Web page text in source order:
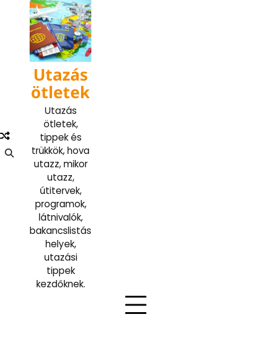
content
Utazás
ötletek
Utazás
ötletek,
tippek és
trükkök, hova
utazz, mikor
utazz,
útitervek,
programok,
látnivalók,
bakancslistás
helyek,
utazási
tippek
kezdőknek.